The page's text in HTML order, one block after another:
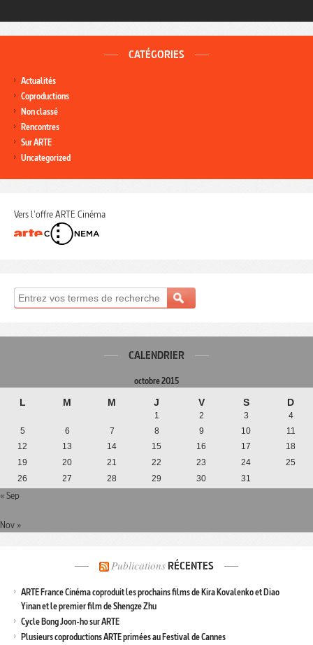
CATÉGORIES
Actualités
Coproductions
Non classé
Rencontres
Sur ARTE
Uncategorized
Vers l'offre ARTE Cinéma
CALENDRIER
octobre 2015
L M M J V S D
1 2 3
4
5
6 7 8 9 10
11
12
13 14 15 16 17
18
19
20 21 22 23 24
25
26
27 28 29 30 31
« Sep
Nov »
Publications RÉCENTES
ARTE France Cinéma coproduit les prochains films de Kira Kovalenko et Diao
Yinan et le premier film de Shengze Zhu
Cycle Bong Joon-ho sur ARTE
Plusieurs coproductions ARTE primées au Festival de Cannes